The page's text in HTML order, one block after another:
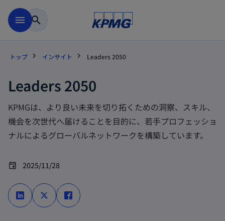
menu search
トップ インサイト Leaders 2050
Leaders 2050
KPMGは、より良い未来を切り拓くための洞察、スキル、
機会を次世代へ届けることを目的に、若手プロフェッショ
ナルによるグローバルネットワークを構築しています。
event 2025/11/28
新
し
い
タ
新
し
い
タ
し
い